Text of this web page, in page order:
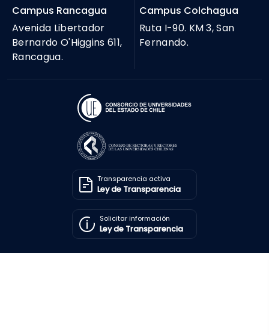
Campus Rancagua
Avenida Libertador
Bernardo O'Higgins 611,
Rancagua.
Campus Colchagua
Ruta I-90. KM 3, San
Fernando.
Transparencia activa
Ley de Transparencia
Solicitar información
Ley de Transparencia